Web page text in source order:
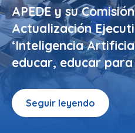
APEDE y su
Actualización
‘Inteligencia
educar, educar para
Seguir leyendo